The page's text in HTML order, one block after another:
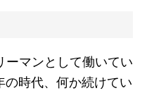
ーマンとして働いてい
の時代、何か続けてい